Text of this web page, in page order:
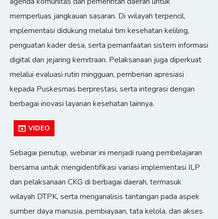
memperluas jangkauan sasaran. Di wilayah terpencil,
implementasi didukung melalui tim kesehatan keliling,
penguatan kader desa, serta pemanfaatan sistem informasi
digital dan jejaring kemitraan. Pelaksanaan juga diperkuat
melalui evaluasi rutin mingguan, pemberian apresiasi
kepada Puskesmas berprestasi, serta integrasi dengan
berbagai inovasi layanan kesehatan lainnya.
VIDEO
Sebagai penutup, webinar ini menjadi ruang pembelajaran
bersama untuk mengidentifikasi variasi implementasi ILP
dan pelaksanaan CKG di berbagai daerah, termasuk
wilayah DTPK, serta menganalisis tantangan pada aspek
sumber daya manusia, pembiayaan, tata kelola, dan akses